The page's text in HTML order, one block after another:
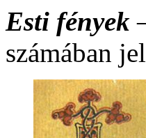
Esti fények
számában